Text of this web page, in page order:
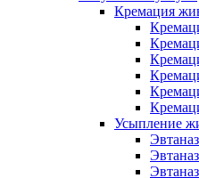
Кремация
Усыпление